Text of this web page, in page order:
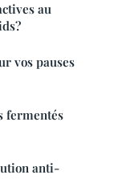
au
vos pauses
fermentés
anti-